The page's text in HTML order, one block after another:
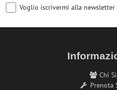
Voglio iscrivermi alla newsletter
Chi
Prenota